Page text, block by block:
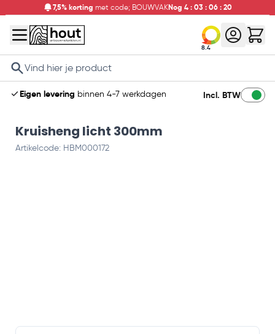
7,5% korting met code; BOUWVAKNog 4 : 03 : 06 : 20
8.4
Search
Eigen levering binnen 4-7 werkdagen Incl. BTW
Kruisheng licht 300mm
Artikelcode: HBM000172